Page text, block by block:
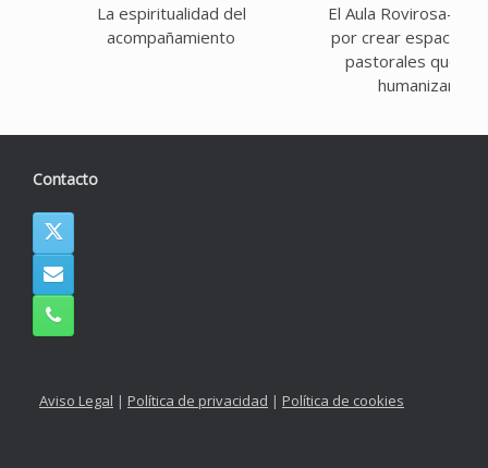
La espiritualidad del
acompañamiento
El Aula Rovirosa-
por crear espacios
pastorales que
humanizar el
Contacto
Aviso Legal | Política de privacidad | Política de cookies